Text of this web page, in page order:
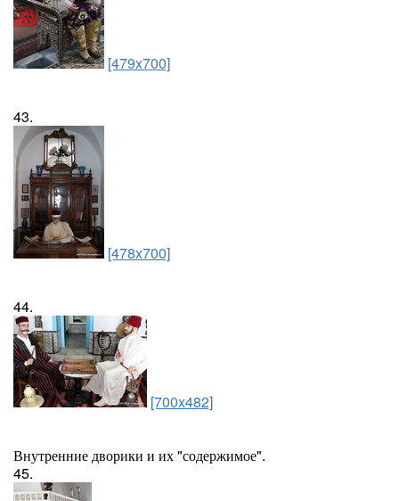
[479x700]
43.
[478x700]
44.
[700x482]
Внутренние дворики и их "содержимое".
45.